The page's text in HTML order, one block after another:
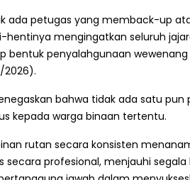
ada petugas yang memback-up
hentinya mengingatkan seluruh
bentuk penyalahgunaan
2026).
bahwa tidak ada satu
kepada warga binaan tertentu.
rutan secara konsisten
secara profesional, menjauhi